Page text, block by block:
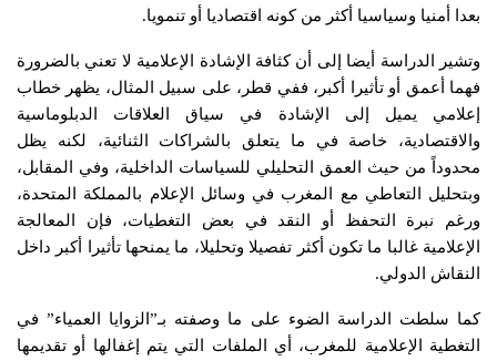
بعدا أمنيا وسياسيا أكثر من كونه اقتصاديا أو تنمويا.
وتشير الدراسة أيضا إلى أن كثافة الإشادة الإعلامية لا تعني بالضرورة
فهما أعمق أو تأثيرا أكبر، ففي قطر، على سبيل المثال، يظهر خطاب
إعلامي يميل إلى الإشادة في سياق العلاقات الدبلوماسية
والاقتصادية، خاصة في ما يتعلق بالشراكات الثنائية، لكنه يظل
محدوداً من حيث العمق التحليلي للسياسات الداخلية، وفي المقابل،
وبتحليل التعاطي مع المغرب في وسائل الإعلام بالمملكة المتحدة،
ورغم نبرة التحفظ أو النقد في بعض التغطيات، فإن المعالجة
الإعلامية غالبا ما تكون أكثر تفصيلا وتحليلا، ما يمنحها تأثيرا أكبر داخل
النقاش الدولي.
كما سلطت الدراسة الضوء على ما وصفته بـ”الزوايا العمياء” في
التغطية الإعلامية للمغرب، أي الملفات التي يتم إغفالها أو تقديمها